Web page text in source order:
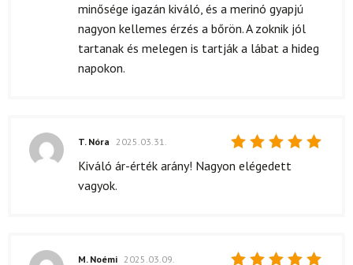
minősége igazán kiváló, és a merinó gyapjú
nagyon kellemes érzés a bőrön. A zoknik jól
tartanak és melegen is tartják a lábat a hideg
napokon.
Értékelés:
/ 5
T. Nóra 2025.03.31.
Kiváló ár-érték arány! Nagyon elégedett
vagyok.
M. Noémi 2025.03.09.